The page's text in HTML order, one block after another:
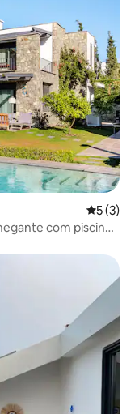
5 de
5 (3)
com piscina,